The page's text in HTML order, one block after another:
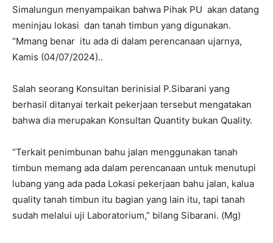
Simalungun menyampaikan bahwa Pihak PU akan datang
meninjau lokasi dan tanah timbun yang digunakan.
“Mmang benar itu ada di dalam perencanaan ujarnya,
Kamis (04/07/2024)..
Salah seorang Konsultan berinisial P.Sibarani yang
berhasil ditanyai terkait pekerjaan tersebut mengatakan
bahwa dia merupakan Konsultan Quantity bukan Quality.
“Terkait penimbunan bahu jalan menggunakan tanah
timbun memang ada dalam perencanaan untuk menutupi
lubang yang ada pada Lokasi pekerjaan bahu jalan, kalua
quality tanah timbun itu bagian yang lain itu, tapi tanah
sudah melalui uji Laboratorium,” bilang Sibarani. (Mg)